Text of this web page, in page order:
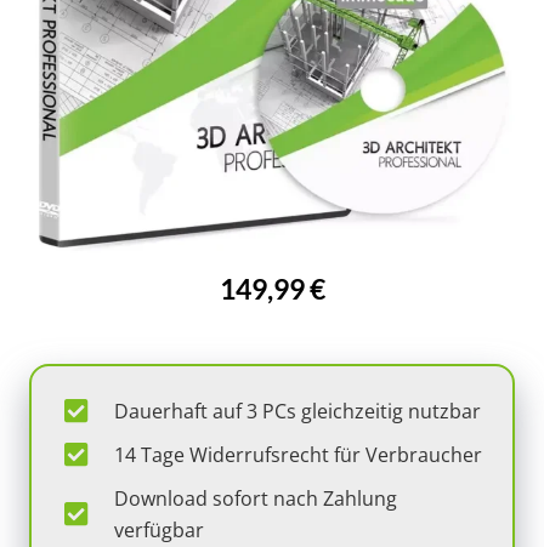
149,99 €
Dauerhaft auf 3 PCs gleichzeitig nutzbar
14 Tage Widerrufsrecht für Verbraucher
Download sofort nach Zahlung
verfügbar